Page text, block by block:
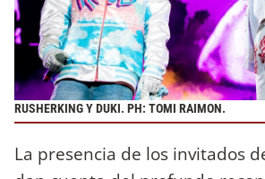
RUSHERKING Y DUKI. PH: TOMI RAIMON.
La presencia de los invitados